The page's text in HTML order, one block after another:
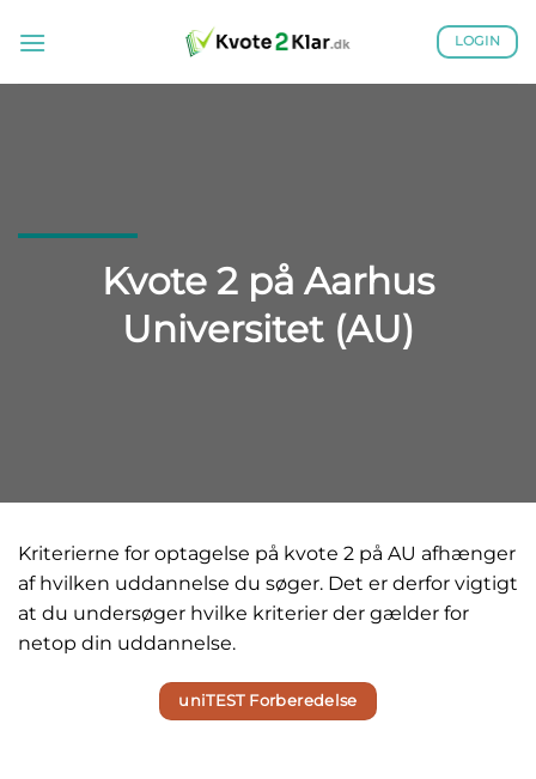
LOGIN
Kvote 2 på Aarhus
Universitet (AU)
Kriterierne for optagelse på kvote 2 på AU afhænger
af hvilken uddannelse du søger. Det er derfor vigtigt
at du undersøger hvilke kriterier der gælder for
netop din uddannelse.
uniTEST Forberedelse